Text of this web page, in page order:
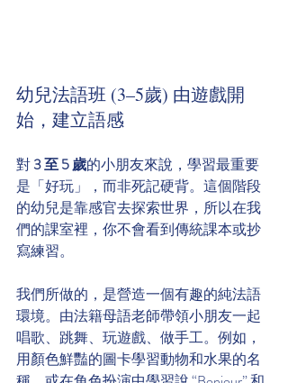
幼兒法語班 (3–5歲) 由遊戲開
始，建立語感
對 3 至 5 歲的小朋友來說，學習最重要
是「好玩」，而非死記硬背。這個階段
的幼兒是靠感官去探索世界，所以在我
們的課室裡，你不會看到傳統課本或抄
寫練習。
我們所做的，是營造一個有趣的純法語
環境。由法籍母語老師帶領小朋友一起
唱歌、跳舞、玩遊戲、做手工。例如，
用顏色鮮豔的圖卡學習動物和水果的名